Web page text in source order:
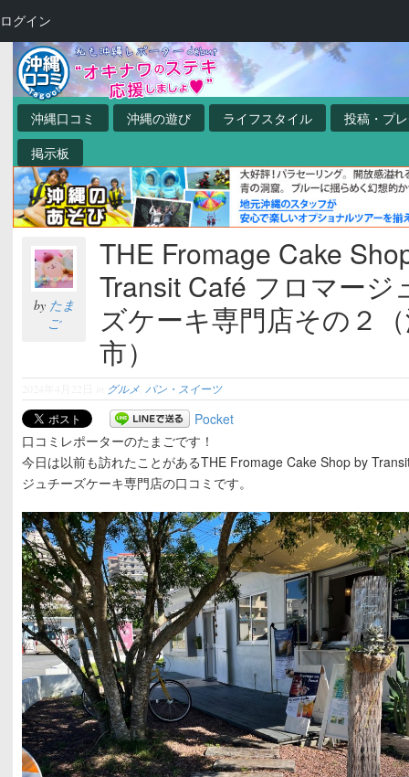
沖縄口コミ 沖縄の遊び ライフスタイル
投稿・プ
掲示板
by たま
ご
THE Fromage Cake
Transit Café フロマージ
ズケーキ専門店その２
市）
グルメ ,パン・スイーツ
Pocket
口コミレポーターのたまごです！
今日は以前も訪れたことがあるTHE Fromage Cake Shop by
ジュチーズケーキ専門店の口コミです。
ログイン